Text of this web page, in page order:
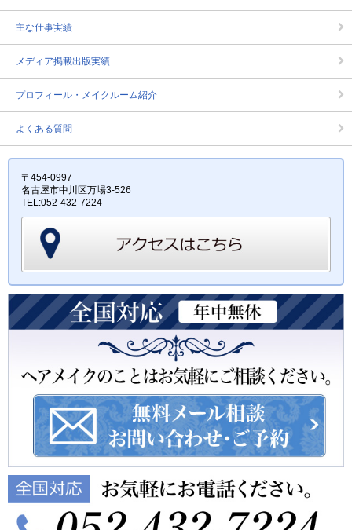
主な仕事実績
メディア掲載出版実績
プロフィール・メイクルーム紹介
よくある質問
〒454-0997
名古屋市中川区万場3-526
TEL:052-432-7224